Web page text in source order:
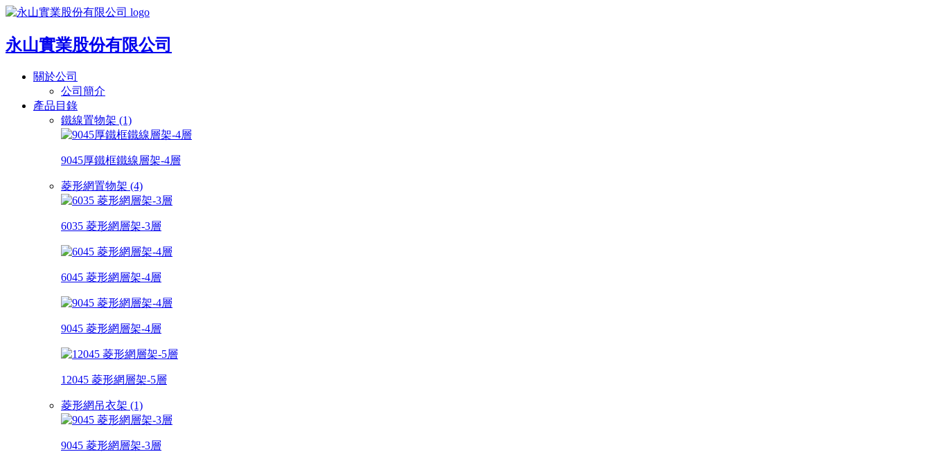
永山實業股份有限公司
關於公司
公司簡介
產品目錄
鐵線置物架 (1)
9045厚鐵框鐵線層架-4層
菱形網置物架 (4)
6035 菱形網層架-3層
6045 菱形網層架-4層
9045 菱形網層架-4層
12045 菱形網層架-5層
菱形網吊衣架 (1)
9045 菱形網層架-3層